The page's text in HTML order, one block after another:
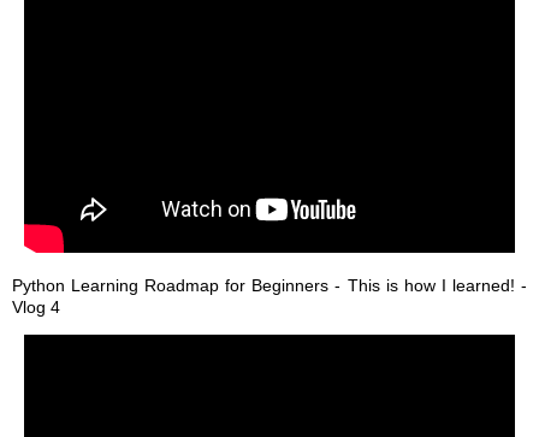
Python Learning Roadmap for Beginners - This is how I learned! -
Vlog 4